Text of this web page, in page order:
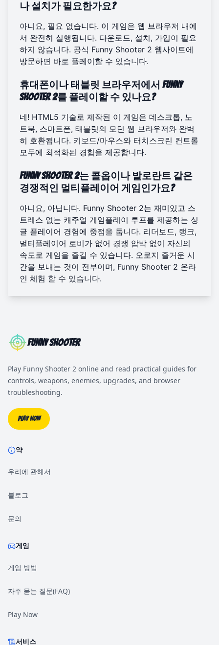
나 설치가 필요한가요?
아니요, 필요 없습니다. 이 게임은 웹 브라우저 내에
서 완전히 실행됩니다. 다운로드, 설치, 가입이 필요
하지 않습니다. 공식 Funny Shooter 2 웹사이트에
방문하면 바로 플레이할 수 있습니다.
휴대폰이나 태블릿 브라우저에서 Funny
Shooter 2를 플레이할 수 있나요?
네! HTML5 기술로 제작된 이 게임은 데스크톱, 노
트북, 스마트폰, 태블릿의 모던 웹 브라우저와 완벽
히 호환됩니다. 키보드/마우스와 터치스크린 컨트롤
모두에 최적화된 경험을 제공합니다.
Funny Shooter 2는 콜옵이나 발로란트 같은
경쟁적인 멀티플레이어 게임인가요?
아니요, 아닙니다. Funny Shooter 2는 재미있고 스
트레스 없는 캐주얼 게임플레이 루프를 제공하는 싱
글 플레이어 경험에 중점을 둡니다. 리더보드, 랭크,
멀티플레이어 로비가 없어 경쟁 압박 없이 자신의
속도로 게임을 즐길 수 있습니다. 오로지 즐거운 시
간을 보내는 것이 전부이며, Funny Shooter 2 온라
인 체험 할 수 있습니다.
Funny Shooter
Play Funny Shooter 2 online and read practical guides for
controls, weapons, enemies, upgrades, and browser
troubleshooting.
Play Now
약
우리에 관해서
블로그
문의
게임
게임 방법
자주 묻는 질문(FAQ)
Play Now
서비스